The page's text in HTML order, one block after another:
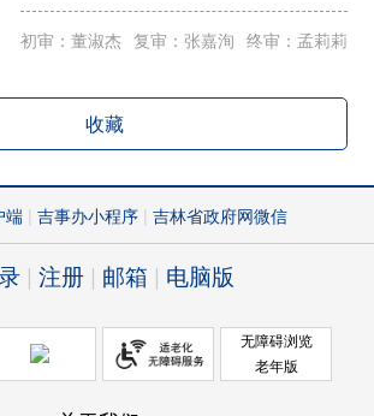
初审：董淑杰 复审：张嘉洵 终审：孟莉莉
收藏